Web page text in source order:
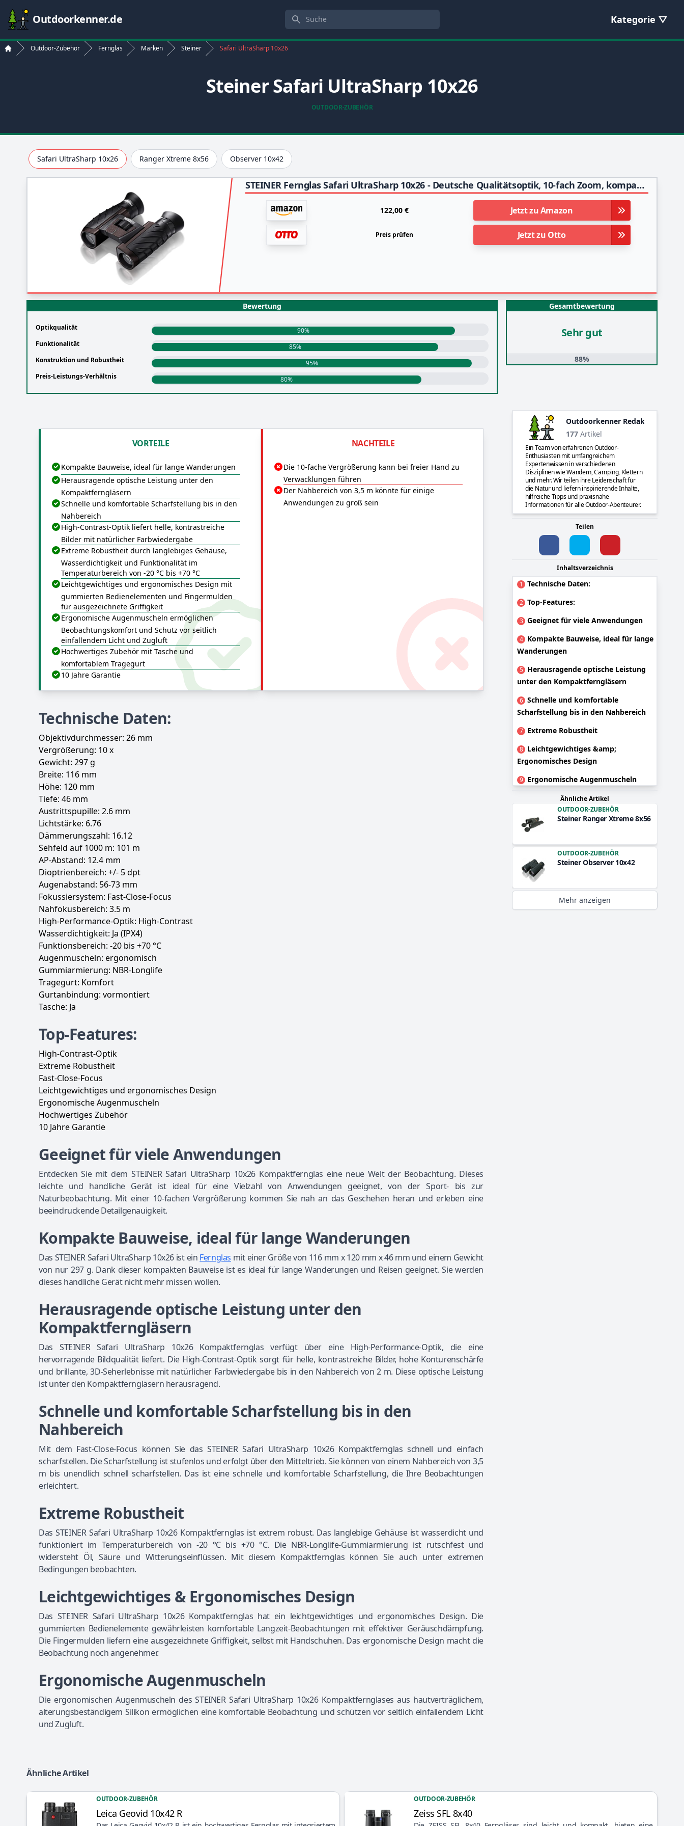
Outdoorkenner.de Suche Kategorie
Start
Outdoor-Zubehör Fernglas Marken Steiner Safari UltraSharp 10x26
Steiner Safari UltraSharp 10x26
OUTDOOR-ZUBEHÖR
Safari UltraSharp 10x26 Ranger Xtreme 8x56 Observer 10x42
STEINER Fernglas Safari UltraSharp 10x26 - Deutsche Qualitätsoptik, 10-fach Zoom, kompakt, leicht, ideal für Reisen, Wandern, Sport- und Naturbeobachtung
122,00 € Jetzt zu Amazon
Preis prüfen Jetzt zu Otto
Bewertung
Optikqualität
90%
Funktionalität
85%
Konstruktion und Robustheit
95%
Preis-Leistungs-Verhältnis
80%
Gesamtbewertung
Sehr gut
88%
VORTEILE
Kompakte Bauweise, ideal für lange Wanderungen
Herausragende optische Leistung unter den
Kompaktferngläsern
Schnelle und komfortable Scharfstellung bis in den
Nahbereich
High-Contrast-Optik liefert helle, kontrastreiche
Bilder mit natürlicher Farbwiedergabe
Extreme Robustheit durch langlebiges Gehäuse,
Wasserdichtigkeit und Funktionalität im
Temperaturbereich von -20 °C bis +70 °C
Leichtgewichtiges und ergonomisches Design mit
gummierten Bedienelementen und Fingermulden
für ausgezeichnete Griffigkeit
Ergonomische Augenmuscheln ermöglichen
Beobachtungskomfort und Schutz vor seitlich
einfallendem Licht und Zugluft
Hochwertiges Zubehör mit Tasche und
komfortablem Tragegurt
10 Jahre Garantie
NACHTEILE
Die 10-fache Vergrößerung kann bei freier Hand zu
Verwacklungen führen
Der Nahbereich von 3,5 m könnte für einige
Anwendungen zu groß sein
Technische Daten:
Objektivdurchmesser: 26 mm
Vergrößerung: 10 x
Gewicht: 297 g
Breite: 116 mm
Höhe: 120 mm
Tiefe: 46 mm
Austrittspupille: 2.6 mm
Lichtstärke: 6.76
Dämmerungszahl: 16.12
Sehfeld auf 1000 m: 101 m
AP-Abstand: 12.4 mm
Dioptrienbereich: +/- 5 dpt
Augenabstand: 56-73 mm
Fokussiersystem: Fast-Close-Focus
Nahfokusbereich: 3.5 m
High-Performance-Optik: High-Contrast
Wasserdichtigkeit: Ja (IPX4)
Funktionsbereich: -20 bis +70 °C
Augenmuscheln: ergonomisch
Gummiarmierung: NBR-Longlife
Tragegurt: Komfort
Gurtanbindung: vormontiert
Tasche: Ja
Top-Features:
High-Contrast-Optik
Extreme Robustheit
Fast-Close-Focus
Leichtgewichtiges und ergonomisches Design
Ergonomische Augenmuscheln
Hochwertiges Zubehör
10 Jahre Garantie
Geeignet für viele Anwendungen
Entdecken Sie mit dem STEINER Safari UltraSharp 10x26 Kompaktfernglas eine neue Welt der Beobachtung. Dieses
leichte und handliche Gerät ist ideal für eine Vielzahl von Anwendungen geeignet, von der Sport- bis zur
Naturbeobachtung. Mit einer 10-fachen Vergrößerung kommen Sie nah an das Geschehen heran und erleben eine
beeindruckende Detailgenauigkeit.
Kompakte Bauweise, ideal für lange Wanderungen
Das STEINER Safari UltraSharp 10x26 ist ein Fernglas mit einer Größe von 116 mm x 120 mm x 46 mm und einem Gewicht
von nur 297 g. Dank dieser kompakten Bauweise ist es ideal für lange Wanderungen und Reisen geeignet. Sie werden
dieses handliche Gerät nicht mehr missen wollen.
Herausragende optische Leistung unter den
Kompaktferngläsern
Das STEINER Safari UltraSharp 10x26 Kompaktfernglas verfügt über eine High-Performance-Optik, die eine
hervorragende Bildqualität liefert. Die High-Contrast-Optik sorgt für helle, kontrastreiche Bilder, hohe Konturenschärfe
und brillante, 3D-Seherlebnisse mit natürlicher Farbwiedergabe bis in den Nahbereich von 2 m. Diese optische Leistung
ist unter den Kompaktferngläsern herausragend.
Schnelle und komfortable Scharfstellung bis in den
Nahbereich
Mit dem Fast-Close-Focus können Sie das STEINER Safari UltraSharp 10x26 Kompaktfernglas schnell und einfach
scharfstellen. Die Scharfstellung ist stufenlos und erfolgt über den Mitteltrieb. Sie können von einem Nahbereich von 3,5
m bis unendlich schnell scharfstellen. Das ist eine schnelle und komfortable Scharfstellung, die Ihre Beobachtungen
erleichtert.
Extreme Robustheit
Das STEINER Safari UltraSharp 10x26 Kompaktfernglas ist extrem robust. Das langlebige Gehäuse ist wasserdicht und
funktioniert im Temperaturbereich von -20 °C bis +70 °C. Die NBR-Longlife-Gummiarmierung ist rutschfest und
widersteht Öl, Säure und Witterungseinflüssen. Mit diesem Kompaktfernglas können Sie auch unter extremen
Bedingungen beobachten.
Leichtgewichtiges & Ergonomisches Design
Das STEINER Safari UltraSharp 10x26 Kompaktfernglas hat ein leichtgewichtiges und ergonomisches Design. Die
gummierten Bedienelemente gewährleisten komfortable Langzeit-Beobachtungen mit effektiver Geräuschdämpfung.
Die Fingermulden liefern eine ausgezeichnete Griffigkeit, selbst mit Handschuhen. Das ergonomische Design macht die
Beobachtung noch angenehmer.
Ergonomische Augenmuscheln
Die ergonomischen Augenmuscheln des STEINER Safari UltraSharp 10x26 Kompaktfernglases aus hautverträglichem,
alterungsbeständigem Silikon ermöglichen eine komfortable Beobachtung und schützen vor seitlich einfallendem Licht
und Zugluft.
Outdoorkenner Redaktion
177 Artikel
Ein Team von erfahrenen Outdoor-
Enthusiasten mit umfangreichem
Expertenwissen in verschiedenen
Disziplinen wie Wandern, Camping, Klettern
und mehr. Wir teilen ihre Leidenschaft für
die Natur und liefern inspirierende Inhalte,
hilfreiche Tipps und praxisnahe
Informationen für alle Outdoor-Abenteurer.
Teilen
Inhaltsverzeichnis
1 Technische Daten:
2 Top-Features:
3 Geeignet für viele Anwendungen
4 Kompakte Bauweise, ideal für lange
Wanderungen
5 Herausragende optische Leistung
unter den Kompaktferngläsern
6 Schnelle und komfortable
Scharfstellung bis in den Nahbereich
7 Extreme Robustheit
8 Leichtgewichtiges &amp;
Ergonomisches Design
9 Ergonomische Augenmuscheln
Ähnliche Artikel
OUTDOOR-ZUBEHÖR
Steiner Ranger Xtreme 8x56
OUTDOOR-ZUBEHÖR
Steiner Observer 10x42
Mehr anzeigen
Ähnliche Artikel
OUTDOOR-ZUBEHÖR
Leica Geovid 10x42 R
OUTDOOR-ZUBEHÖR
Zeiss SFL 8x40